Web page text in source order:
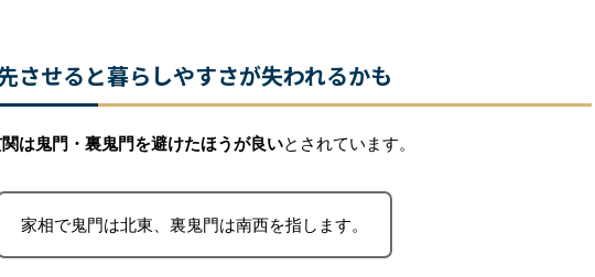
させると暮らしやすさが失われるかも
は鬼門・裏鬼門を避けたほうが良いとされています。
家相で鬼門は北東、裏鬼門は南西を指します。